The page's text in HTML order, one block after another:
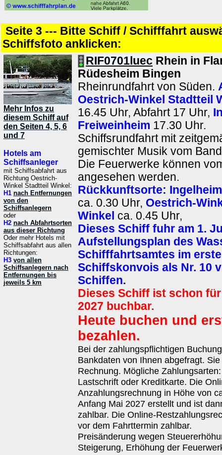
Seite 3 --- Bitte Schiff / Schifffahrt
Schiffsfoto anklicken:
Mehr Infos zu
diesem Schiff auf
den Seiten 4, 5, 6
und 7
Hotels am
Schiffsanleger
mit Schiffsabfahrt aus
Richtung Oestrich-
Winkel Stadtteil Winkel:
H1 nach Entfernungen
von den
Schiffsanlegern
oder
H2 nach Abfahrtsorten
aus dieser Richtung
Oder mehr Hotels mit
Schiffsabfahrt aus allen
Richtungen:
H3 von allen
Schiffsanlegern nach
Entfernungen bis
jeweils 5 km
RIF0701luec Rhein in
Rüdesheim Bingen
Rheinrundfahrt von Süden.
Oestrich-Winkel Stadtteil
16.45 Uhr, Abfahrt 17 Uhr,
Freiweinheim 17.30 Uhr.
Schiffsrundfahrt mit
gemischter Musik vom
Die Feuerwerke können
angesehen werden.
Rückkunftsorte:
ca. 0.30 Uhr, Oestrich-
Winkel ca. 0.45 Uhr,
Dieses Schiff fuhr am 1.
Aufstellungsplan des
Schifffahrtsamtes im
Schiffskonvois als Nr. 10
Schiffen.
Dieses Schiff ist schon
2027 buchbar.
Heute buchen und
bezahlen.
Bei der zahlungspflichtigen
Bankdaten von Ihnen abgefragt.
Rechnung. Mögliche
Lastschrift oder Kreditkarte. Die
Anzahlungsrechnung in Höhe von
Anfang Mai 2027 erstellt und ist
zahlbar. Die Online-
vor dem Fahrttermin zahlbar.
Preisänderung wegen
Steigerung, Erhöhung der